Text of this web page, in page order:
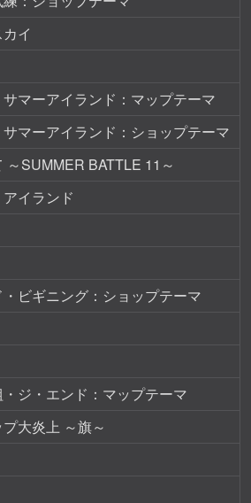
イ
マーアイランド：マップテーマ
マーアイランド：ショップテーマ
～SUMMER BATTLE 11～
イランド
ビギニング：ショップテーマ
ジ・エンド：マップテーマ
大炎上 ～旗～